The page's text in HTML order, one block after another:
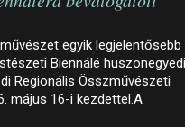
egyik legjelentősebb
Biennálé
Regionális Összművészeti
május 16-i kezdettel.A